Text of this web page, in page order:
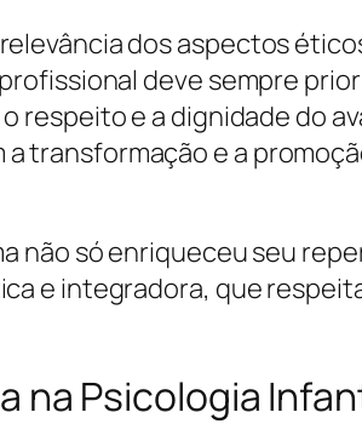
dos aspectos
deve sempre
respeito e a dignidade do
transformação e a
não só enriqueceu seu
e integradora, que
na Psicologia